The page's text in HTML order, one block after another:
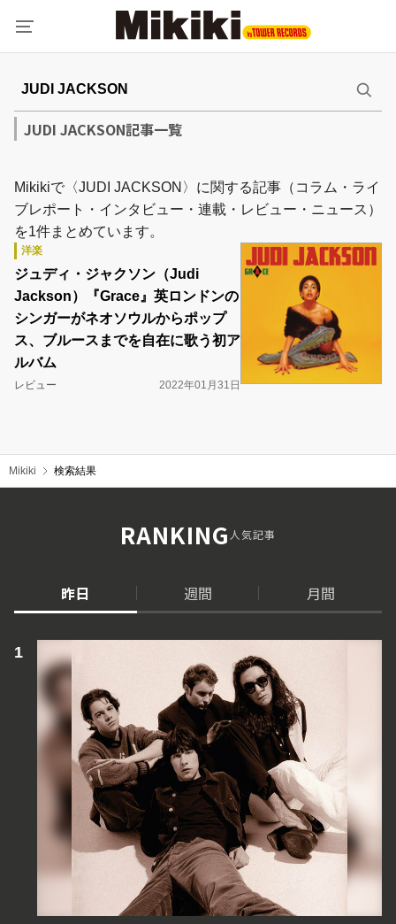
JUDI JACKSON記事一覧
Mikikiで〈JUDI JACKSON〉に関する記事（コラム・ライ
ブレポート・インタビュー・連載・レビュー・ニュース）
を1件まとめています。
洋楽
ジュディ・ジャクソン（Judi
Jackson）『Grace』英ロンドンの
シンガーがネオソウルからポップ
ス、ブルースまでを自在に歌う初ア
ルバム
レビュー 2022年01月31日
Mikiki 検索結果
RANKING人気記事
昨日 週間 月間